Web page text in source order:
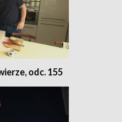
odc. 155